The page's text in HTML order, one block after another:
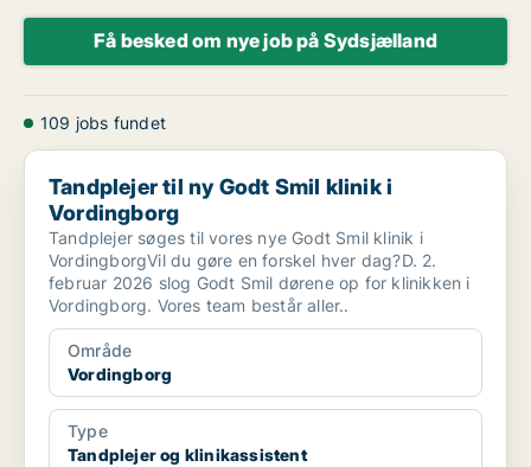
Få besked om nye job på Sydsjælland
109 jobs fundet
Tandplejer til ny Godt Smil klinik i Vordingborg
Tandplejer til ny Godt Smil klinik i
Vordingborg
Tandplejer søges til vores nye Godt Smil klinik i
VordingborgVil du gøre en forskel hver dag?D. 2.
februar 2026 slog Godt Smil dørene op for klinikken i
Vordingborg. Vores team består aller..
Område
Vordingborg
Type
Tandplejer og klinikassistent